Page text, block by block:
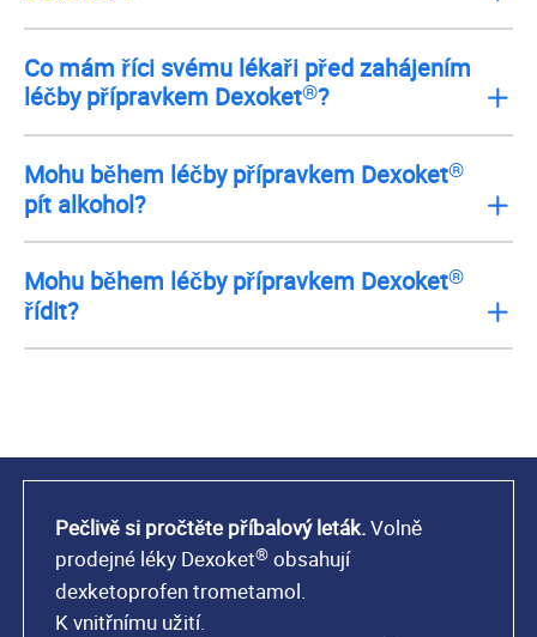
Co mám říci svému lékaři před zahájením
léčby přípravkem Dexoket®?
Mohu během léčby přípravkem Dexoket®
pít alkohol?
Mohu během léčby přípravkem Dexoket®
řídit?
Pečlivě si pročtěte příbalový leták.Volně
prodejné léky Dexoket® obsahují
dexketoprofen trometamol.
K vnitřnímu užití.